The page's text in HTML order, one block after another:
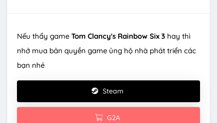
Nếu thấy game Tom Clancy's Rainbow Six 3 hay thì
nhớ mua bản quyền game ủng hộ nhà phát triển các
bạn nhé
Steam
G2A